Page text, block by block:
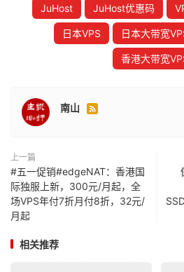
JuHost JuHost优惠码
日本VPS 日本大带宽
香港大带宽
南山 
上一篇
#五一促销#edgeNAT：香港国
际独服上新，300元/月起，全
场VPS年付7折月付8折，32元/
月起
相关推荐